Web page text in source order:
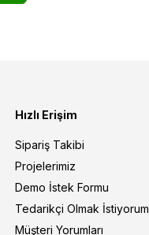
Hızlı Erişim
Sipariş Takibi
Projelerimiz
Demo İstek Formu
Tedarikçi Olmak İstiyorum
Müşteri Yorumları